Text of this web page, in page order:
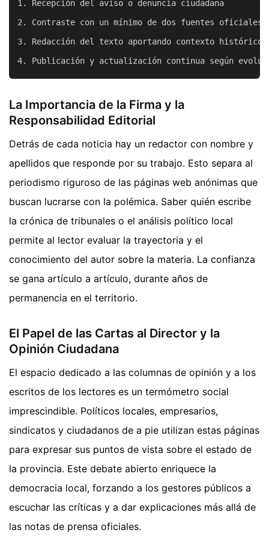
1. Recepción del aviso o denuncia ciudadana
2. Contraste con un mínimo de dos fuentes oficiales
3. Redacción del texto aportando contexto histórico
La Importancia de la Firma y la
Responsabilidad Editorial
Detrás de cada noticia hay un redactor con nombre y
apellidos que responde por su trabajo. Esto separa al
periodismo riguroso de las páginas web anónimas que
buscan lucrarse con la polémica. Saber quién escribe
la crónica de tribunales o el análisis político local
permite al lector evaluar la trayectoria y el
conocimiento del autor sobre la materia. La confianza
se gana artículo a artículo, durante años de
permanencia en el territorio.
El Papel de las Cartas al Director y la
Opinión Ciudadana
El espacio dedicado a las columnas de opinión y a los
escritos de los lectores es un termómetro social
imprescindible. Políticos locales, empresarios,
sindicatos y ciudadanos de a pie utilizan estas páginas
para expresar sus puntos de vista sobre el estado de
la provincia. Este debate abierto enriquece la
democracia local, forzando a los gestores públicos a
escuchar las críticas y a dar explicaciones más allá de
las notas de prensa oficiales.